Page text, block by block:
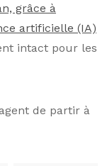
grâce à
artificielle (IA)
intact pour les
de partir à